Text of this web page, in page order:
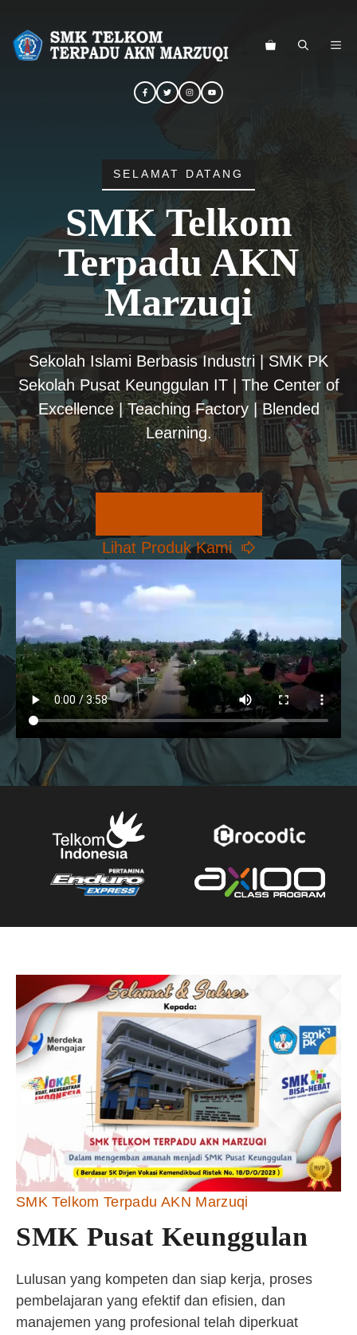
SELAMAT DATANG
SMK Telkom
Terpadu AKN
Marzuqi
Sekolah Islami Berbasis Industri | SMK PK
Sekolah Pusat Keunggulan IT | The Center of
Excellence | Teaching Factory | Blended
Learning.
Lihat Produk Kami
SMK Telkom Terpadu AKN Marzuqi
SMK Pusat Keunggulan
Lulusan yang kompeten dan siap kerja, proses
pembelajaran yang efektif dan efisien, dan
manajemen yang profesional telah diperkuat